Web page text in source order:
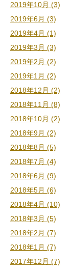
2019年10月 (3)
2019年6月 (3)
2019年4月 (1)
2019年3月 (3)
2019年2月 (2)
2019年1月 (2)
2018年12月 (2)
2018年11月 (8)
2018年10月 (2)
2018年9月 (2)
2018年8月 (5)
2018年7月 (4)
2018年6月 (9)
2018年5月 (6)
2018年4月 (10)
2018年3月 (5)
2018年2月 (7)
2018年1月 (7)
2017年12月 (7)